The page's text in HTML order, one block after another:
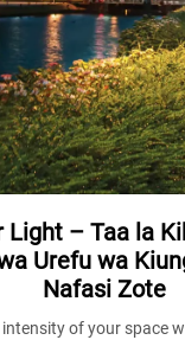
Light – Taa la
Urefu wa
Nafasi Zote
of your space